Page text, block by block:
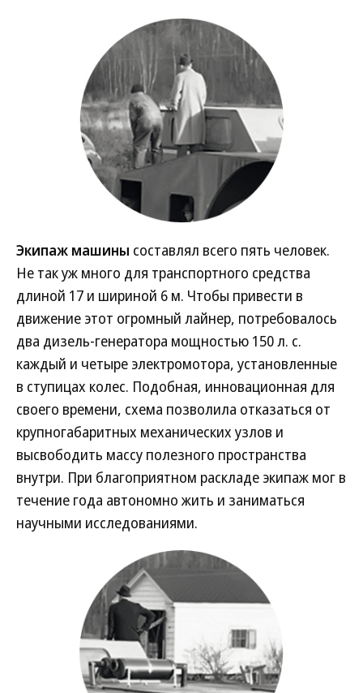
Экипаж машины составлял всего пять человек.
Не так уж много для транспортного средства
длиной 17 и шириной 6 м. Чтобы привести в
движение этот огромный лайнер, потребовалось
два дизель-генератора мощностью 150 л. с.
каждый и четыре электромотора, установленные
в ступицах колес. Подобная, инновационная для
своего времени, схема позволила отказаться от
крупногабаритных механических узлов и
высвободить массу полезного пространства
внутри. При благоприятном раскладе экипаж мог в
течение года автономно жить и заниматься
научными исследованиями.